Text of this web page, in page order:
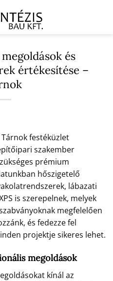
és
értékesítése –
festéküzlet
szakember
prémium
hőszigetelő
lábazati
is szerepelnek, melyek
megfelelően
és fedezze fel
projektje sikeres lehet.
megoldások
kínál az